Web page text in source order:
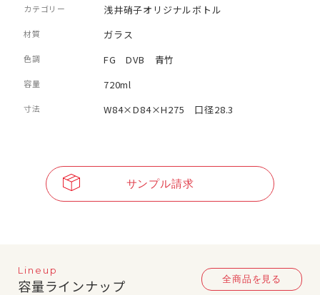
カテゴリー 浅井硝子オリジナルボトル
材質 ガラス
色調 FG DVB 青竹
容量 720ml
寸法 W84×D84×H275 口径28.3
サンプル請求
Lineup
容量ラインナップ 全商品を見る